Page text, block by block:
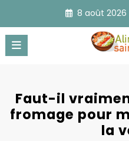
contenu
8 août 2026
Faut-il
fromage pour
la